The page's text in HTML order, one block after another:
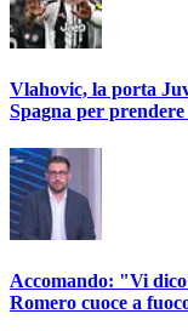
Vlahovic, la porta
Spagna per
Accomando: "Vi
Romero cuoce a